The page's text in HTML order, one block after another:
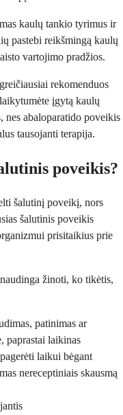
kaulų tankio tyrimus ir
pastebi reikšmingą kaulų
vartojimo pradžios.
rekomenduos
įgytą kaulų
nes abaloparatido poveikis
tausojanti terapija.
poveikis?
šalutinį poveikį, nors
šalutinis poveikis
prisitaikius prie
žinoti, ko tikėtis,
patinimas ar
paprastai laikinas
laikui bėgant
nereceptiniais skausmą